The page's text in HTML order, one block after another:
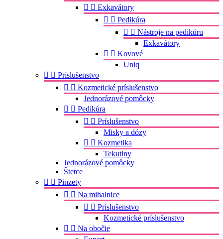
  Exkavátory
  Pedikúra
  Nástroje na pedikúru
Exkavátory
  Kovové
Uniq
  Príslušenstvo
  Kozmetické príslušenstvo
Jednorázové pomôcky
  Pedikúra
  Príslušenstvo
Misky a dózy
  Kozmetika
Tekutiny
Jednorázové pomôcky
Štetce
  Pinzety
  Na mihalnice
  Príslušenstvo
Kozmetické príslušenstvo
  Na obočie